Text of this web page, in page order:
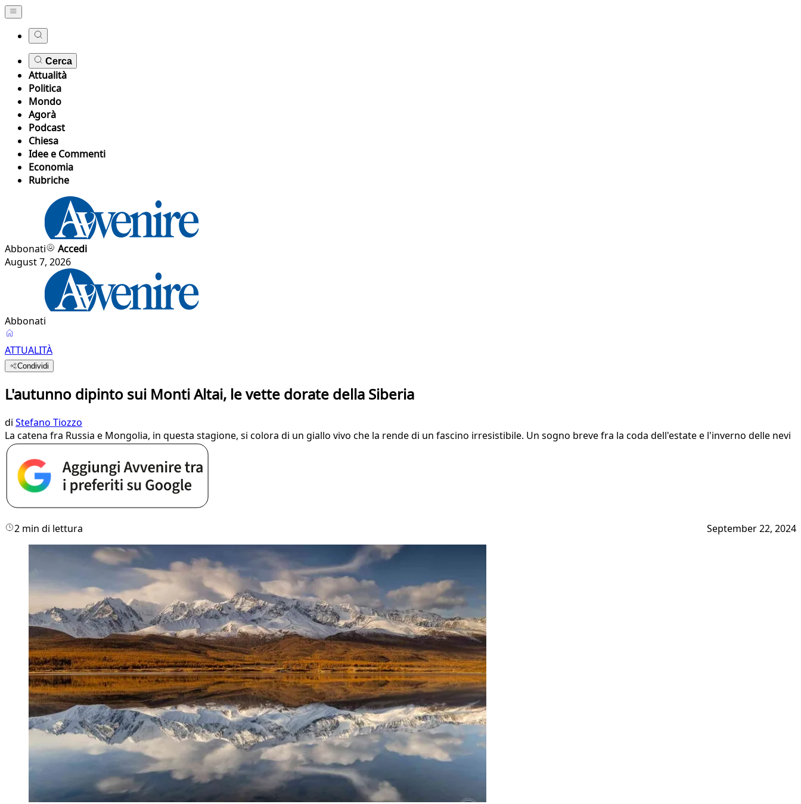
Cerca
Attualità
Politica
Mondo
Agorà
Podcast
Chiesa
Idee e Commenti
Economia
Rubriche
Abbonati
Accedi
August 7, 2026
Abbonati
ATTUALITÀ
Condividi
L'autunno dipinto sui Monti Altai, le vette dorate della Siberia
di Stefano Tiozzo
La catena fra Russia e Mongolia, in questa stagione, si colora di un giallo vivo che la rende di un fascino irresistibile. Un sogno breve fra la coda dell'estate e l'inverno delle nevi
2 min di lettura September 22, 2024